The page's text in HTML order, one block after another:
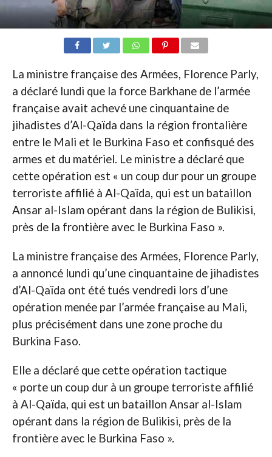
La ministre française des Armées, Florence Parly,
a déclaré lundi que la force Barkhane de l’armée
française avait achevé une cinquantaine de
jihadistes d’Al-Qaïda dans la région frontalière
entre le Mali et le Burkina Faso et confisqué des
armes et du matériel. Le ministre a déclaré que
cette opération est « un coup dur pour un groupe
terroriste affilié à Al-Qaïda, qui est un bataillon
Ansar al-Islam opérant dans la région de Bulikisi,
près de la frontière avec le Burkina Faso ».
La ministre française des Armées, Florence Parly,
a annoncé lundi qu’une cinquantaine de jihadistes
d’Al-Qaïda ont été tués vendredi lors d’une
opération menée par l’armée française au Mali,
plus précisément dans une zone proche du
Burkina Faso.
Elle a déclaré que cette opération tactique
« porte un coup dur à un groupe terroriste affilié
à Al-Qaïda, qui est un bataillon Ansar al-Islam
opérant dans la région de Bulikisi, près de la
frontière avec le Burkina Faso ».